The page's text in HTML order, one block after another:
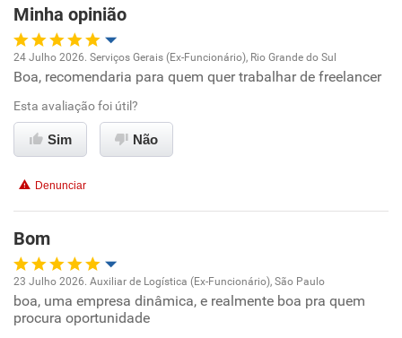
Recomenda esta empresa
Recomenda a diretoria
Minha opinião
Oportunidade de promoção
Ambiente de trabalho
Benefícios
Recomenda esta empresa
Recomenda a diretoria
24 Julho 2026. Serviços Gerais (Ex-Funcionário), Rio Grande do Sul
Boa, recomendaria para quem quer trabalhar de freelancer
Esta avaliação foi útil?
Sim Não
Denunciar
Bom
Oportunidade de promoção
23 Julho 2026. Auxiliar de Logística (Ex-Funcionário), São Paulo
boa, uma empresa dinâmica, e realmente boa pra quem
procura oportunidade